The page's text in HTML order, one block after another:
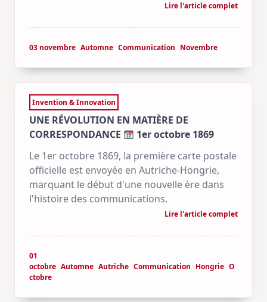
Lire l'article complet
03 novembre Automne Communication Novembre
Invention & Innovation
UNE RÉVOLUTION EN MATIÈRE DE
CORRESPONDANCE
1er octobre 1869
Le 1er octobre 1869, la première carte postale
officielle est envoyée en Autriche-Hongrie,
marquant le début d'une nouvelle ère dans
l'histoire des communications.
Lire l'article complet
01
octobre Automne Autriche Communication Hongrie O
ctobre